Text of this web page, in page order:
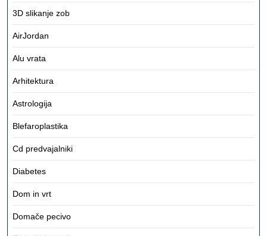
3D slikanje zob
AirJordan
Alu vrata
Arhitektura
Astrologija
Blefaroplastika
Cd predvajalniki
Diabetes
Dom in vrt
Domače pecivo